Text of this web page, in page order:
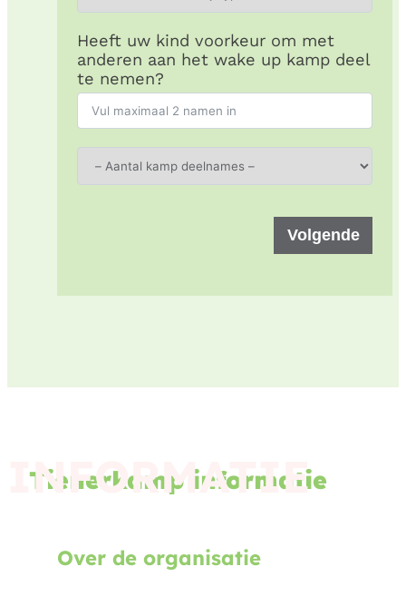
Heeft uw kind voorkeur om met
anderen aan het wake up kamp deel
te nemen?
Volgende
Tienerkamp informatie
INFORMATIE
Over de organisatie